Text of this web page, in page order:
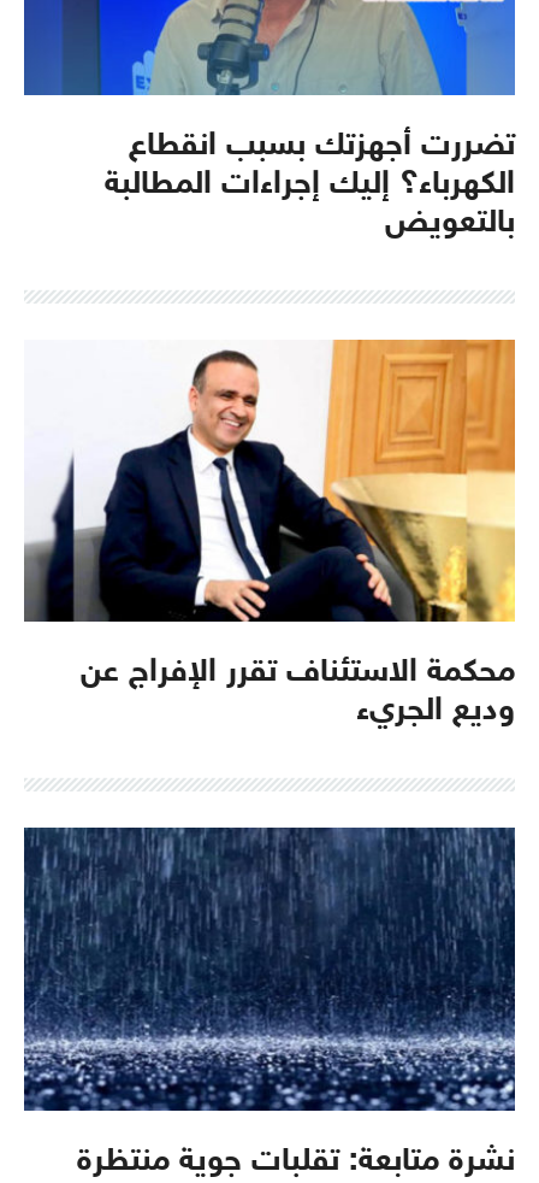
تضررت أجهزتك بسبب انقطاع
الكهرباء؟ إليك إجراءات المطالبة
بالتعويض
محكمة الاستئناف تقرر الإفراج عن
وديع الجريء
نشرة متابعة: تقلبات جوية منتظرة